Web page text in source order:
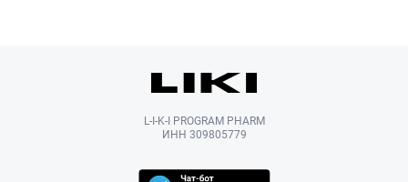
L-I-K-I PROGRAM PHARM
ИНН 309805779